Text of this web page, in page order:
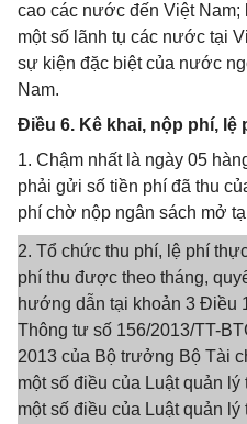
cao các nước đến Việt Nam;
một số lãnh tụ các nước tại
sự kiện đặc biệt của nước
Nam.
Điều 6. Kê khai, nộp phí, lệ
1. Chậm nhất là ngày 05
phải gửi số tiền phí đã thu
phí chờ nộp ngân sách mở
2. Tổ chức thu phí, lệ phí
phí thu được theo tháng,
hướng dẫn tại khoản 3 Điều
Thông tư số 156/2013/TT-
2013 của Bộ trưởng Bộ Tài
một số điều của Luật quản
một số điều của Luật quản